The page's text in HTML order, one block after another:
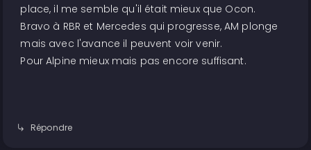
place, il me semble qu'il était mieux que Ocon.
Bravo à RBR et Mercedes qui progresse, AM plonge
mais avec l'avance il peuvent voir venir.
Pour Alpine mieux mais pas encore suffisant.
Répondre